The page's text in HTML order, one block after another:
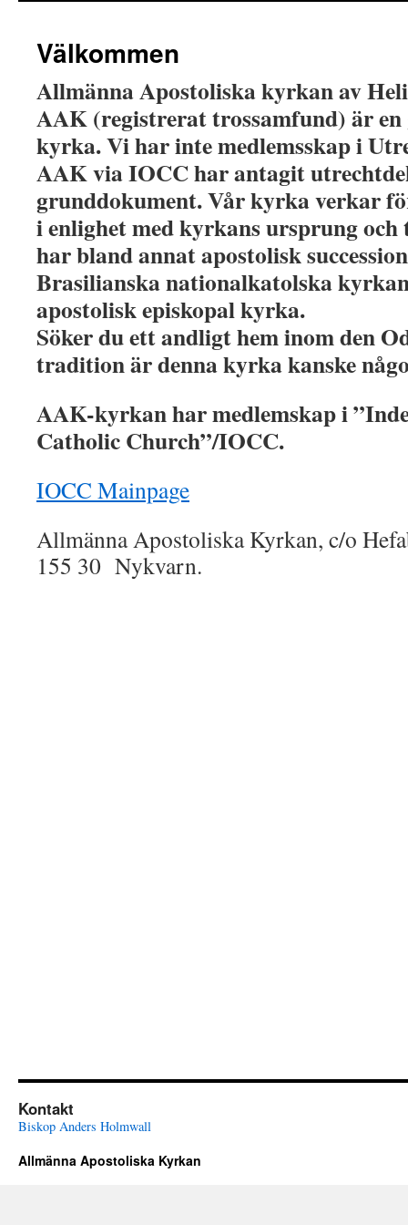
Välkommen
Allmänna Apostoliska kyrkan av
AAK (registrerat trossamfund) är
kyrka. Vi har inte medlemsskap i
AAK via IOCC har antagit
grunddokument. Vår kyrka verkar
i enlighet med kyrkans ursprung
har bland annat apostolisk
Brasilianska nationalkatolska
apostolisk episkopal kyrka.
Söker du ett andligt hem inom den
tradition är denna kyrka kanske
AAK-kyrkan har medlemskap i
Catholic Church”/IOCC.
IOCC Mainpage
Allmänna Apostoliska Kyrkan, c/o
155 30 Nykvarn.
Kontakt
Biskop Anders Holmwall
Allmänna Apostoliska Kyrkan